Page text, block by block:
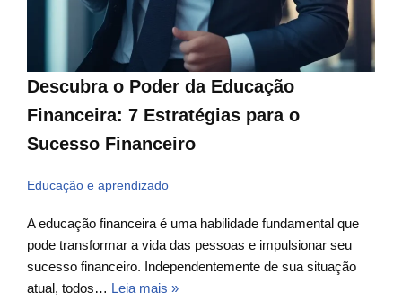
Descubra o Poder da Educação
Financeira: 7 Estratégias para o
Sucesso Financeiro
Educação e aprendizado
A educação financeira é uma habilidade fundamental que
pode transformar a vida das pessoas e impulsionar seu
sucesso financeiro. Independentemente de sua situação
atual, todos… Leia mais »